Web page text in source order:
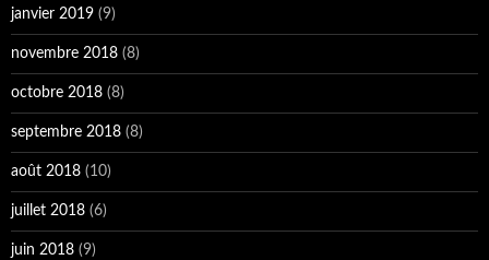
janvier 2019 (9)
novembre 2018 (8)
octobre 2018 (8)
septembre 2018 (8)
août 2018 (10)
juillet 2018 (6)
juin 2018 (9)